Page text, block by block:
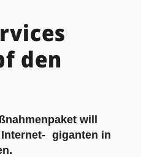
den
will
giganten in